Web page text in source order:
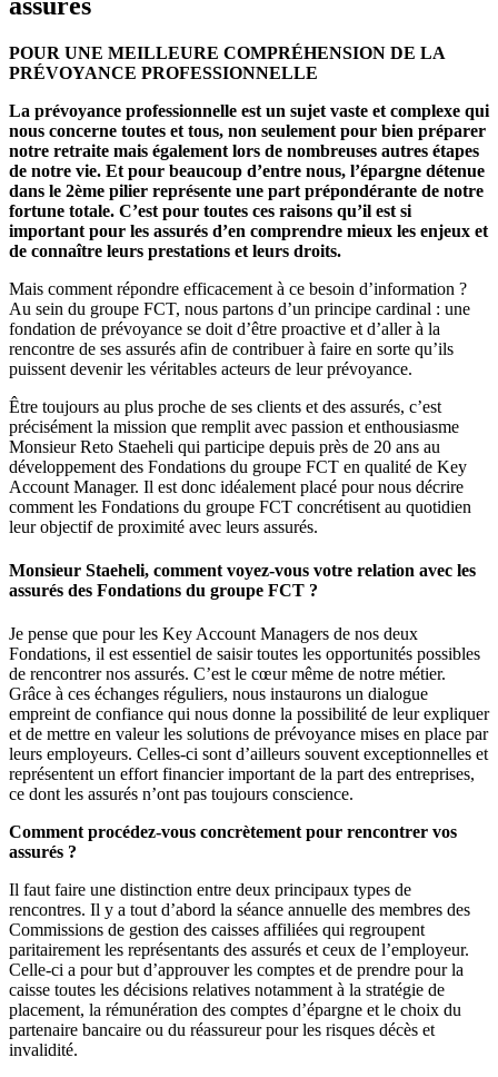
POUR UNE MEILLEURE COMPRÉHENSION DE LA
PRÉVOYANCE PROFESSIONNELLE
La prévoyance professionnelle est un sujet vaste et complexe qui
nous concerne toutes et tous, non seulement pour bien préparer
notre retraite mais également lors de nombreuses autres étapes
de notre vie. Et pour beaucoup d’entre nous, l’épargne détenue
dans le 2ème pilier représente une part prépondérante de notre
fortune totale. C’est pour toutes ces raisons qu’il est si
important pour les assurés d’en comprendre mieux les enjeux et
de connaître leurs prestations et leurs droits.
Mais comment répondre efficacement à ce besoin d’information ?
Au sein du groupe FCT, nous partons d’un principe cardinal : une
fondation de prévoyance se doit d’être proactive et d’aller à la
rencontre de ses assurés afin de contribuer à faire en sorte qu’ils
puissent devenir les véritables acteurs de leur prévoyance.
Être toujours au plus proche de ses clients et des assurés, c’est
précisément la mission que remplit avec passion et enthousiasme
Monsieur Reto Staeheli qui participe depuis près de 20 ans au
développement des Fondations du groupe FCT en qualité de Key
Account Manager. Il est donc idéalement placé pour nous décrire
comment les Fondations du groupe FCT concrétisent au quotidien
leur objectif de proximité avec leurs assurés.
Monsieur Staeheli, comment voyez-vous votre relation avec les
assurés des Fondations du groupe FCT ?
Je pense que pour les Key Account Managers de nos deux
Fondations, il est essentiel de saisir toutes les opportunités possibles
de rencontrer nos assurés. C’est le cœur même de notre métier.
Grâce à ces échanges réguliers, nous instaurons un dialogue
empreint de confiance qui nous donne la possibilité de leur expliquer
et de mettre en valeur les solutions de prévoyance mises en place par
leurs employeurs. Celles-ci sont d’ailleurs souvent exceptionnelles et
représentent un effort financier important de la part des entreprises,
ce dont les assurés n’ont pas toujours conscience.
Comment procédez-vous concrètement pour rencontrer vos
assurés ?
Il faut faire une distinction entre deux principaux types de
rencontres. Il y a tout d’abord la séance annuelle des membres des
Commissions de gestion des caisses affiliées qui regroupent
paritairement les représentants des assurés et ceux de l’employeur.
Celle-ci a pour but d’approuver les comptes et de prendre pour la
caisse toutes les décisions relatives notamment à la stratégie de
placement, la rémunération des comptes d’épargne et le choix du
partenaire bancaire ou du réassureur pour les risques décès et
invalidité.